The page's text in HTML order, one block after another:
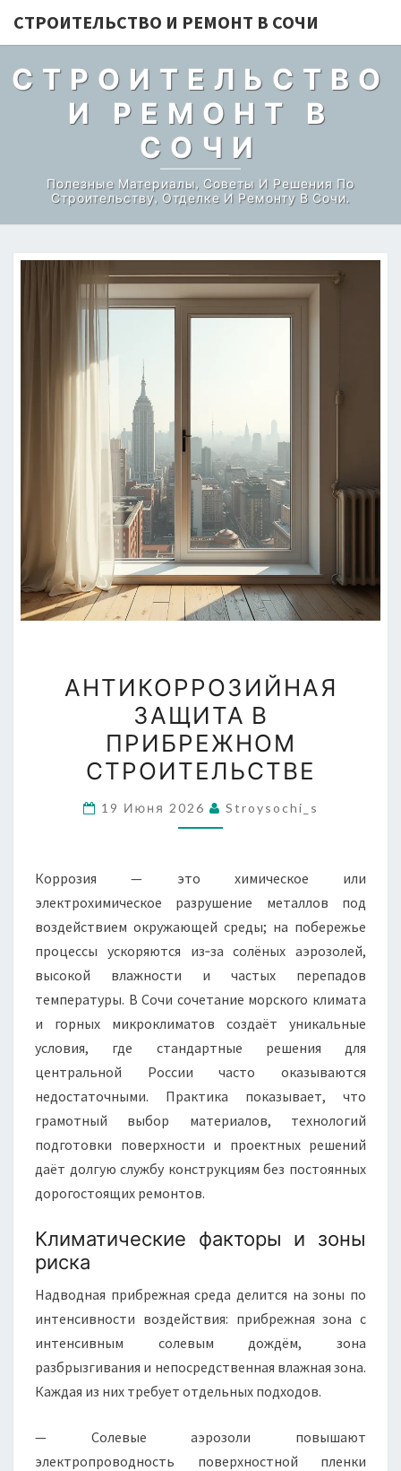
СТРОИТЕЛЬСТВО И РЕМОНТ В СОЧИ
СТРОИТЕЛЬСТВО
И РЕМОНТ В
СОЧИ
Полезные Материалы, Советы И Решения По
Строительству, Отделке И Ремонту В Сочи.
ЗАЩИТА
В
ПРИБРЕЖНОМ
СТРОИТЕЛЬСТВЕ
АНТИКОРРОЗИЙНАЯ
ЗАЩИТА В
ПРИБРЕЖНОМ
СТРОИТЕЛЬСТВЕ
19 Июня 2026 Stroysochi_s
Коррозия — это химическое или
электрохимическое разрушение металлов под
воздействием окружающей среды; на побережье
процессы ускоряются из‑за солёных аэрозолей,
высокой влажности и частых перепадов
температуры. В Сочи сочетание морского климата
и горных микроклиматов создаёт уникальные
условия, где стандартные решения для
центральной России часто оказываются
недостаточными. Практика показывает, что
грамотный выбор материалов, технологий
подготовки поверхности и проектных решений
даёт долгую службу конструкциям без постоянных
дорогостоящих ремонтов.
Климатические факторы и зоны
риска
Надводная прибрежная среда делится на зоны по
интенсивности воздействия: прибрежная зона с
интенсивным солевым дождём, зона
разбрызгивания и непосредственная влажная зона.
Каждая из них требует отдельных подходов.
— Солевые аэрозоли повышают
электропроводность поверхностной пленки